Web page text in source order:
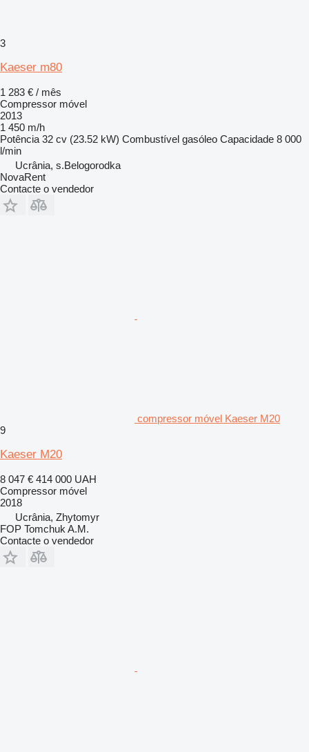
3
Kaeser m80
1 283 € / mês
Compressor móvel
2013
1 450 m/h
Potência 32 cv (23.52 kW) Combustível gasóleo Capacidade 8 000
l/min
Ucrânia, s.Belogorodka
NovaRent
Contacte o vendedor
compressor móvel Kaeser M20
9
Kaeser M20
8 047 € 414 000 UAH
Compressor móvel
2018
Ucrânia, Zhytomyr
FOP Tomchuk A.M.
Contacte o vendedor